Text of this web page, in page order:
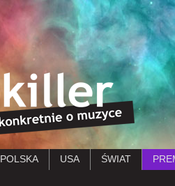
POLSKA USA ŚWIAT